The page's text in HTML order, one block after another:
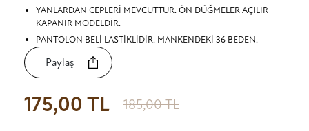
YANLARDAN CEPLERİ MEVCUTTUR. ÖN DÜĞMELER AÇILIR
KAPANIR MODELDİR.
PANTOLON BELİ LASTİKLİDİR. MANKENDEKİ 36 BEDEN.
Paylaş
175,00 TL 185,00 TL